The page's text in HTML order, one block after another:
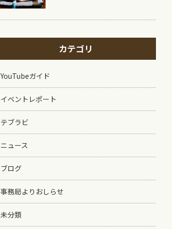
カテゴリ
YouTubeガイド
イベントレポート
テブラビ
ニュース
ブログ
事務局よりおしらせ
未分類